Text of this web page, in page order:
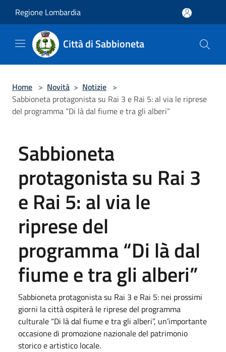
Regione Lombardia
Città di Sabbioneta
Home > Novità > Notizie >
Sabbioneta protagonista su Rai 3 e Rai 5: al via le riprese
del programma “Di là dal fiume e tra gli alberi”
Sabbioneta
protagonista su Rai 3
e Rai 5: al via le
riprese del
programma “Di là dal
fiume e tra gli alberi”
Sabbioneta protagonista su Rai 3 e Rai 5: nei prossimi
giorni la città ospiterà le riprese del programma
culturale “Di là dal fiume e tra gli alberi”, un’importante
occasione di promozione nazionale del patrimonio
storico e artistico locale.